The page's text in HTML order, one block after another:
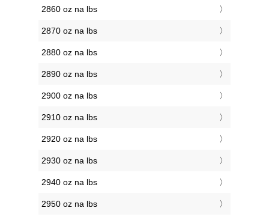
2860 oz na lbs
2870 oz na lbs
2880 oz na lbs
2890 oz na lbs
2900 oz na lbs
2910 oz na lbs
2920 oz na lbs
2930 oz na lbs
2940 oz na lbs
2950 oz na lbs